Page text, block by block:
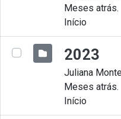
Meses atrás.
Início
2023
Juliana
Meses atrás.
Início